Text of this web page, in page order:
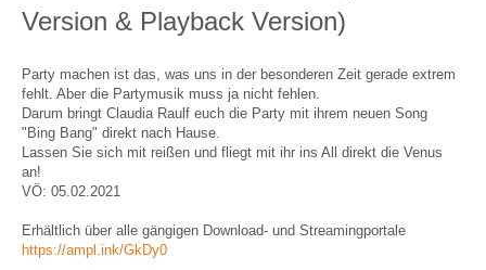
Version & Playback Version)
Party machen ist das, was uns in der besonderen Zeit gerade extrem
fehlt. Aber die Partymusik muss ja nicht fehlen.
Darum bringt Claudia Raulf euch die Party mit ihrem neuen Song
"Bing Bang" direkt nach Hause.
Lassen Sie sich mit reißen und fliegt mit ihr ins All direkt die Venus
an!
VÖ: 05.02.2021
Erhältlich über alle gängigen Download- und Streamingportale
https://ampl.ink/GkDy0